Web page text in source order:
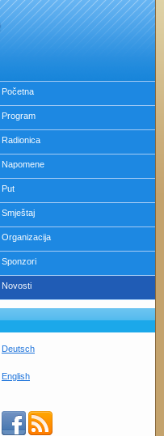
Početna
Program
Radionica
Napomene
Put
Smještaj
Organizacija
Sponzori
Novosti
Deutsch
English